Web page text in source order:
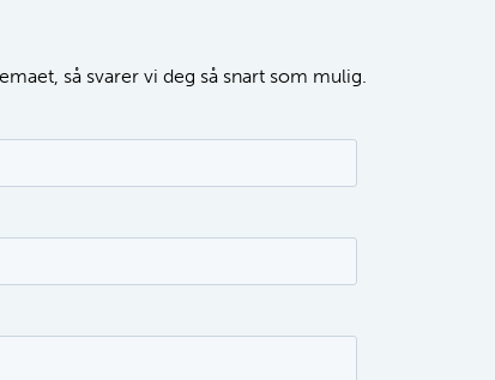
så svarer vi deg så snart som mulig.